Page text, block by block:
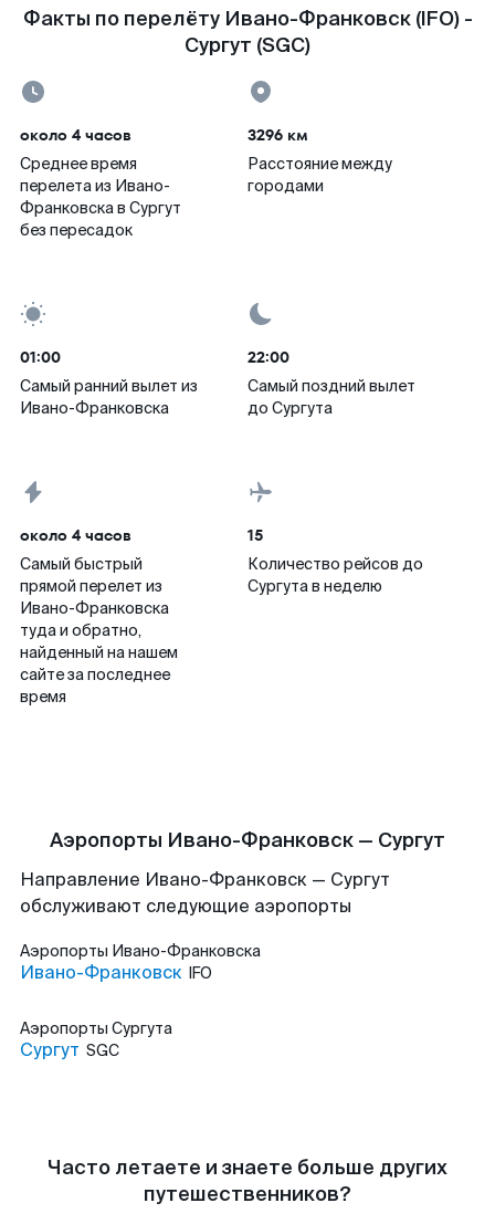
Факты по перелёту Ивано-Франковск (IFO) -
Сургут (SGC)
около 4 часов
Среднее время
перелета из Ивано-
Франковска в Сургут
без пересадок
3296 км
Расстояние между
городами
01:00
Самый ранний вылет из
Ивано-Франковска
22:00
Самый поздний вылет
до Сургута
около 4 часов
Самый быстрый
прямой перелет из
Ивано-Франковска
туда и обратно,
найденный на нашем
сайте за последнее
время
15
Количество рейсов до
Сургута в неделю
Аэропорты Ивано-Франковск — Сургут
Направление Ивано-Франковск — Сургут
обслуживают следующие аэропорты
Аэропорты Ивано-Франковска
Ивано-Франковск IFO
Аэропорты Сургута
Сургут SGC
Часто летаете и знаете больше других
путешественников?